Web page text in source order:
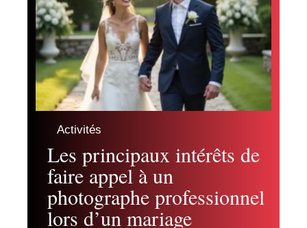
Activités
Les principaux intérêts de
faire appel à un
photographe professionnel
lors d’un mariage